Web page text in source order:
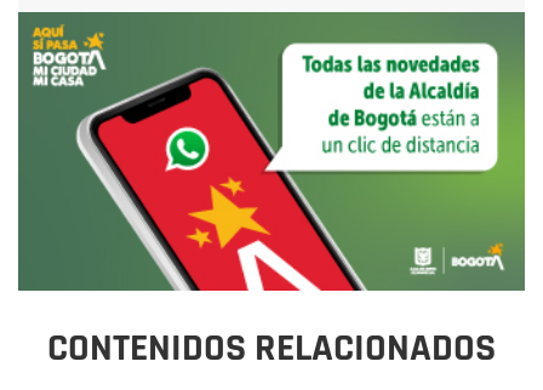
CONTENIDOS RELACIONADOS